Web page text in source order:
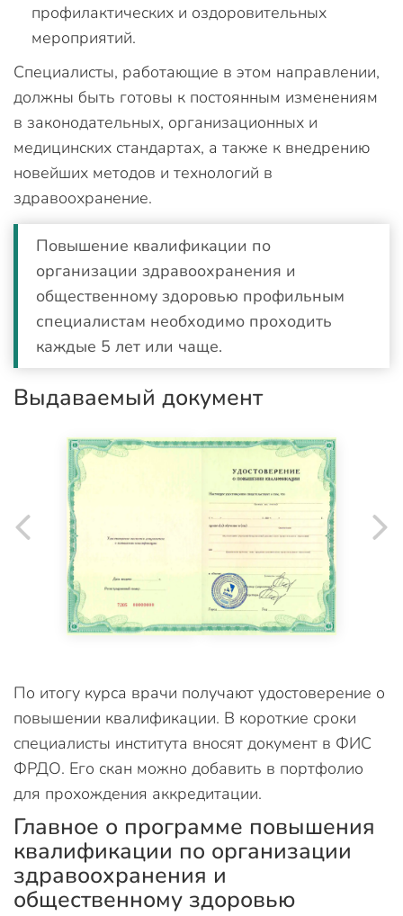
профилактических и оздоровительных
мероприятий.
Специалисты, работающие в этом направлении,
должны быть готовы к постоянным изменениям
в законодательных, организационных и
медицинских стандартах, а также к внедрению
новейших методов и технологий в
здравоохранение.
Повышение квалификации по
организации здравоохранения и
общественному здоровью профильным
специалистам необходимо проходить
каждые 5 лет или чаще.
Выдаваемый документ
По итогу курса врачи получают удостоверение о
повышении квалификации. В короткие сроки
специалисты института вносят документ в ФИС
ФРДО. Его скан можно добавить в портфолио
для прохождения аккредитации.
Главное о программе повышения
квалификации по организации
здравоохранения и
общественному здоровью